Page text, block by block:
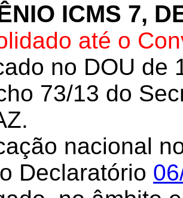
ICMS 7,
até o
no DOU de
73/13 do
nacional
Declaratório